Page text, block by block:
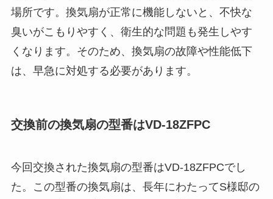
場所です。換気扇が正常に機能しないと、不快な
臭いがこもりやすく、衛生的な問題も発生しやす
くなります。そのため、換気扇の故障や性能低下
は、早急に対処する必要があります。
交換前の換気扇の型番はVD-18ZFPC
今回交換された換気扇の型番はVD-18ZFPCでし
た。この型番の換気扇は、長年にわたってS様邸の